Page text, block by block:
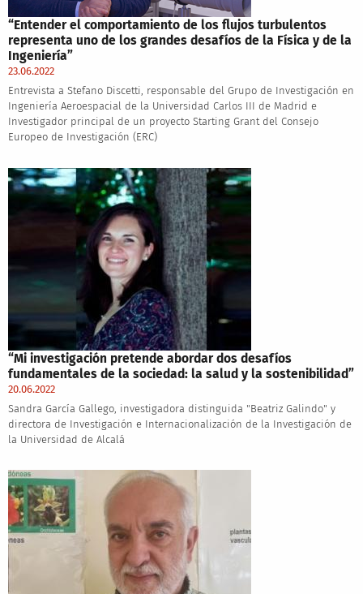
“Entender el comportamiento de los flujos turbulentos
representa uno de los grandes desafíos de la Física y de la
Ingeniería”
23.06.2022
Entrevista a Stefano Discetti, responsable del Grupo de Investigación en
Ingeniería Aeroespacial de la Universidad Carlos III de Madrid e
Investigador principal de un proyecto Starting Grant del Consejo
Europeo de Investigación (ERC)
“Mi investigación pretende abordar dos desafíos
fundamentales de la sociedad: la salud y la sostenibilidad”
20.06.2022
Sandra García Gallego, investigadora distinguida "Beatriz Galindo" y
directora de Investigación e Internacionalización de la Investigación de
la Universidad de Alcalá